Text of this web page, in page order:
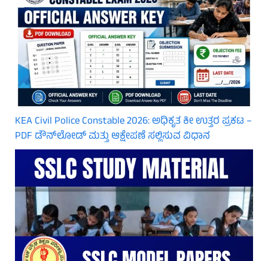
KEA Civil Police Constable 2026: ಅಧಿಕೃತ ಕೀ ಉತ್ತರ ಪ್ರಕಟ –
PDF ಡೌನ್‌ಲೋಡ್ ಮತ್ತು ಆಕ್ಷೇಪಣೆ ಸಲ್ಲಿಸುವ ವಿಧಾನ